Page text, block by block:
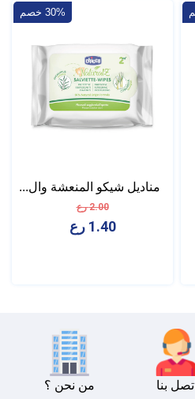
30% خصم
مناديل شيكو المنعشة وال...
2.00 رع
1.40 رع
من نحن ؟ اتصل بنا